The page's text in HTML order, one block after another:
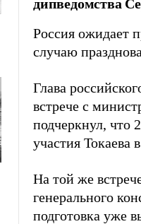
Россия ожидает
случаю
Глава
встрече с
подчеркнул, что
участия Токаева
На той же
генерального
подготовка уже